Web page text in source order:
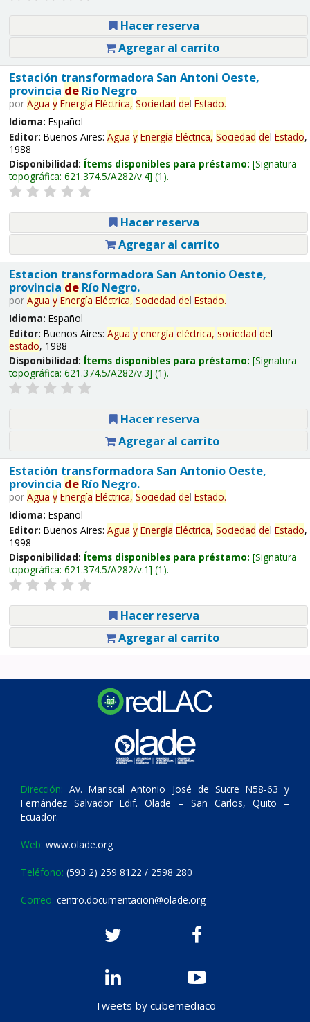
Hacer reserva
Agregar al carrito
Estación transformadora San Antoni Oeste,
provincia deRío Negro
por Agua y Energía Eléctrica, Sociedad del Estado.
Idioma: Español
Editor: Buenos Aires: Agua y Energía Eléctrica, Sociedad del Estado,
1988
Disponibilidad: Ítems disponibles para préstamo: Signatura
topográfica: 621.374.5/A282/v.4 (1).
Hacer reserva
Agregar al carrito
Estacion transformadora San Antonio Oeste,
provincia deRío Negro.
por Agua y Energía Eléctrica, Sociedad del Estado.
Idioma: Español
Editor: Buenos Aires: Agua y energía eléctrica, sociedad del
estado, 1988
Disponibilidad: Ítems disponibles para préstamo: Signatura
topográfica: 621.374.5/A282/v.3 (1).
Hacer reserva
Agregar al carrito
Estación transformadora San Antonio Oeste,
provincia deRío Negro.
por Agua y Energía Eléctrica, Sociedad del Estado.
Idioma: Español
Editor: Buenos Aires: Agua y Energía Eléctrica, Sociedad del Estado,
1998
Disponibilidad: Ítems disponibles para préstamo: Signatura
topográfica: 621.374.5/A282/v.1 (1).
Hacer reserva
Agregar al carrito
Dirección: Av. Mariscal Antonio José de Sucre N58-63 y
Fernández Salvador Edif. Olade – San Carlos, Quito –
Ecuador.
Web: www.olade.org
Teléfono: (593 2) 259 8122 / 2598 280
Correo: centro.documentacion@olade.org
Tweets by cubemediaco